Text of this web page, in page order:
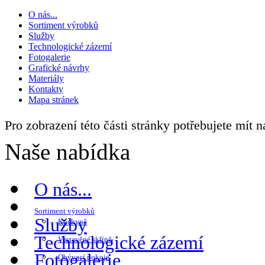
O nás...
Sortiment výrobků
Služby
Technologické zázemí
Fotogalerie
Grafické návrhy
Materiály
Kontakty
Mapa stránek
Pro zobrazení této části stránky potřebujete mít
Naše nabídka
O nás...
Sortiment výrobků
Kuchyně
Vestavěné skříně
Obývací pokoje
Služby
Technologické zázemí
Fotogalerie